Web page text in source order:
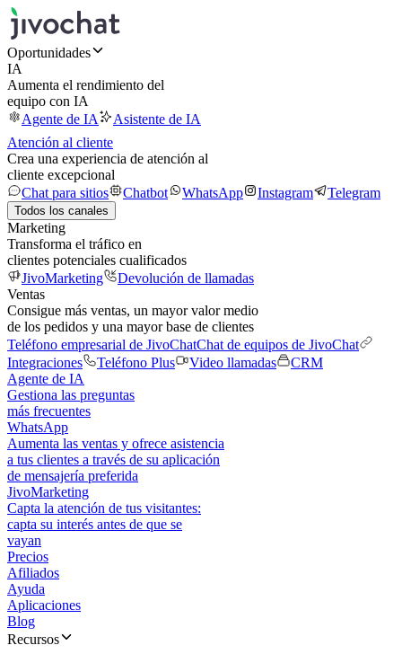
Oportunidades
IA
Aumenta el rendimiento del
equipo con IA
Agente de IA
Asistente de IA
Atención al cliente
Crea una experiencia de atención al
cliente excepcional
Chat para sitios
Chatbot WhatsApp Instagram Telegram
Todos los canales
Marketing
Transforma el tráfico en
clientes potenciales cualificados
JivoMarketing
Devolución de llamadas
Ventas
Consigue más ventas, un mayor valor medio
de los pedidos y una mayor base de clientes
Teléfono empresarial de JivoChatChat de equipos de JivoChat
Integraciones
Teléfono Plus Video llamadas
CRM
Agente de IA
Gestiona las preguntas
más frecuentes
WhatsApp
Aumenta las ventas y ofrece asistencia
a tus clientes a través de su aplicación
de mensajería preferida
JivoMarketing
Capta la atención de tus visitantes:
capta su interés antes de que se
vayan
Precios
Afiliados
Ayuda
Aplicaciones
Blog
Recursos